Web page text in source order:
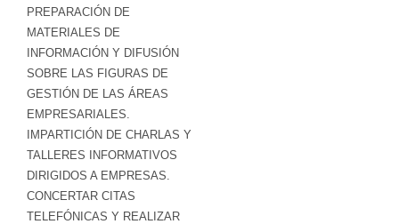
PREPARACIÓN DE
MATERIALES DE
INFORMACIÓN Y DIFUSIÓN
SOBRE LAS FIGURAS DE
GESTIÓN DE LAS ÁREAS
EMPRESARIALES.
IMPARTICIÓN DE CHARLAS Y
TALLERES INFORMATIVOS
DIRIGIDOS A EMPRESAS.
CONCERTAR CITAS
TELEFÓNICAS Y REALIZAR